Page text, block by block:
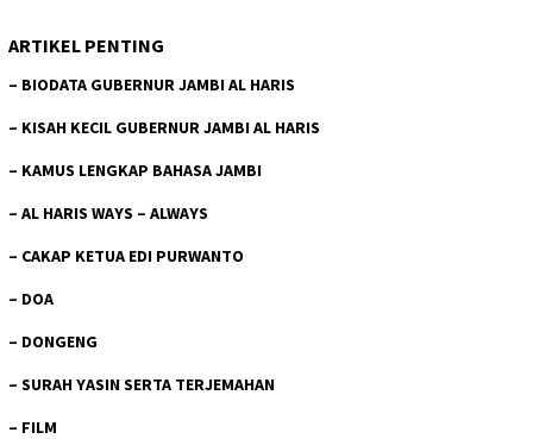
ARTIKEL PENTING
– BIODATA GUBERNUR JAMBI AL HARIS
– KISAH KECIL GUBERNUR JAMBI AL HARIS
– KAMUS LENGKAP BAHASA JAMBI
– AL HARIS WAYS – ALWAYS
– CAKAP KETUA EDI PURWANTO
– DOA
– DONGENG
– SURAH YASIN SERTA TERJEMAHAN
– FILM